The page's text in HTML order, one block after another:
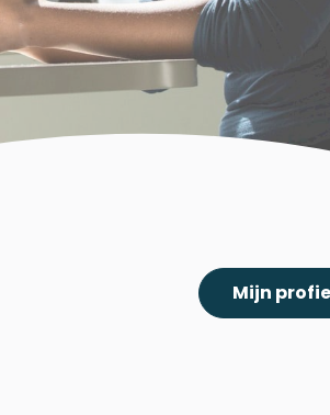
Mijn